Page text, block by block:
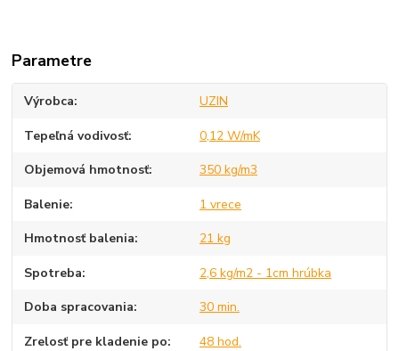
Parametre
Výrobca UZIN
Tepeľná vodivosť 0,12 W/mK
Objemová hmotnosť 350 kg/m3
Balenie 1 vrece
Hmotnosť balenia 21 kg
Spotreba 2,6 kg/m2 - 1cm hrúbka
Doba spracovania 30 min.
Zrelosť pre kladenie po 48 hod.